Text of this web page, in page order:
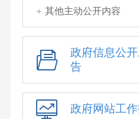
其他主动公开内容
政府信息公
告
政府网站工